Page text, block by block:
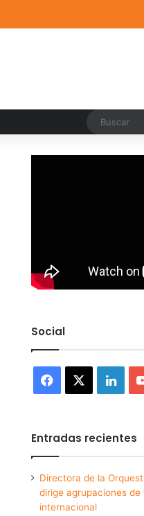
Social
Facebook
Entradas recientes
Directora de la
dirige agrupaciones
internacional